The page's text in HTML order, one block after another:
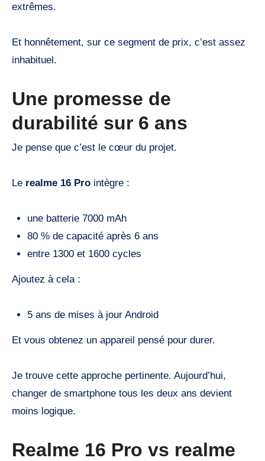
extrêmes.
Et honnêtement, sur ce segment de prix, c’est assez
inhabituel.
Une promesse de
durabilité sur 6 ans
Je pense que c’est le cœur du projet.
Le realme 16 Pro intègre :
une batterie 7000 mAh
80 % de capacité après 6 ans
entre 1300 et 1600 cycles
Ajoutez à cela :
5 ans de mises à jour Android
Et vous obtenez un appareil pensé pour durer.
Je trouve cette approche pertinente. Aujourd’hui,
changer de smartphone tous les deux ans devient
moins logique.
Realme 16 Pro vs realme